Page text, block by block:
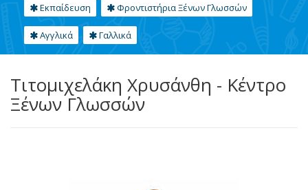
Εκπαίδευση Φροντιστήρια Ξένων Γλωσσών
Αγγλικά Γαλλικά
Τιτομιχελάκη Χρυσάνθη - Κέντρο
Ξένων Γλωσσών